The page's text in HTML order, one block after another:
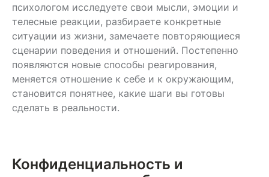
психологом исследуете свои мысли, эмоции и
телесные реакции, разбираете конкретные
ситуации из жизни, замечаете повторяющиеся
сценарии поведения и отношений. Постепенно
появляются новые способы реагирования,
меняется отношение к себе и к окружающим,
становится понятнее, какие шаги вы готовы
сделать в реальности.
Конфиденциальность и